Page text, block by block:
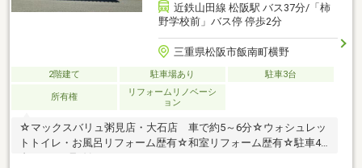
近鉄山田線 松阪駅 バス37分/「柿
野学校前」バス停 停歩2分
三重県松阪市飯南町横野
2階建て 駐車場あり 駐車3台
所有権
リフォームリノベーシ
ョン
☆マックスバリュ粥見店・大石店 車で約5～6分☆ウォシュレッ
トトイレ・お風呂リフォーム歴有☆和室リフォーム歴有☆駐車4